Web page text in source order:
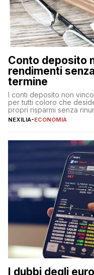
Conto deposito
rendimenti
termine
I conti deposito non
per tutti coloro che
propri risparmi senza
necessità. A differenza
flessibilità e rendimento.
NEXILIA-ECONOMIA
I dubbi degli